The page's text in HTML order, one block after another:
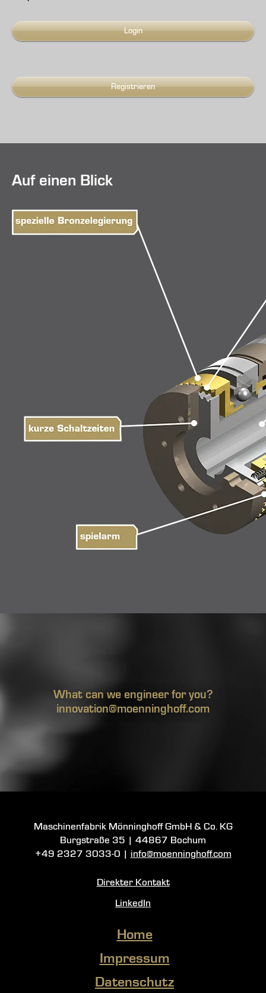
Login
Registrieren
Auf einen Blick
What can we engineer for you?
innovation@moenninghoff.com
Maschinenfabrik Mönninghoff GmbH & Co. KG
Burgstraße 35
44867 Bochum
+49 2327 3033-0
info@moenninghoff.com
Direkter Kontakt
LinkedIn
Home
Impressum
Datenschutz